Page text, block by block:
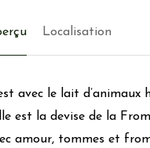
Localisation
avec le lait
est la devise de la
amour, tommes et